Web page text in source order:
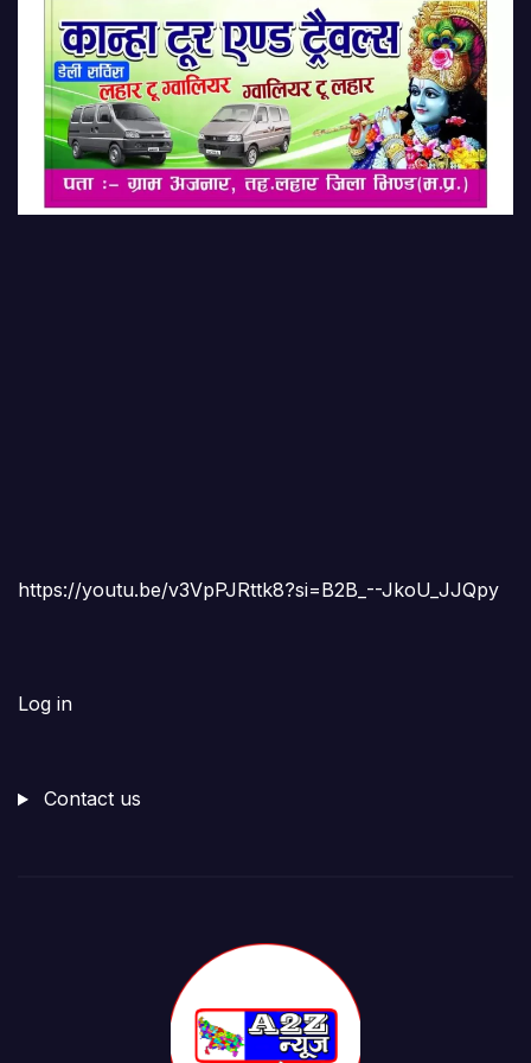
https://youtu.be/v3VpPJRttk8?si=B2B_--JkoU_JJQpy
Log in
Contact us